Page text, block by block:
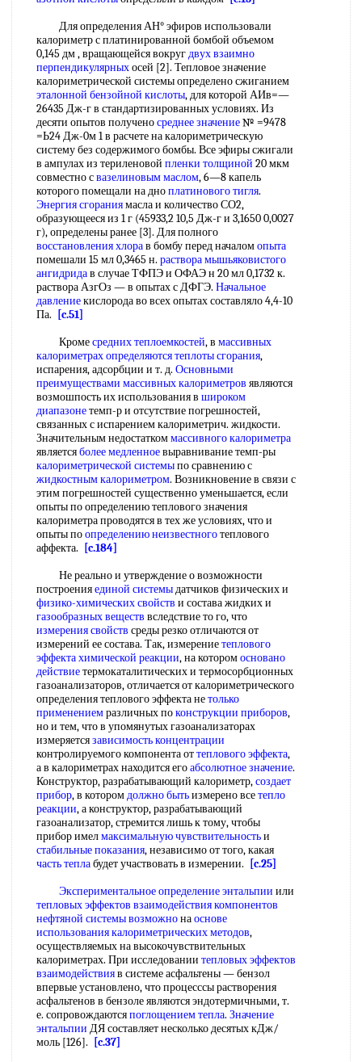
Для определения АН° эфиров использовали
калориметр с платинированной бомбой объемом
0,145 дм , вращающейся вокругдвухвзаимно
перпендикулярныхосей [2]. Тепловое значение
калориметрической системы определено сжиганием
эталонной бензойной кислоты, для которой АИв=—
26435 Дж-г в стандартизированных условиях. Из
десяти опытов полученосреднее значение№ =9478
=Ь24 Дж-0м 1 в расчете на калориметрическую
систему без содержимого бомбы. Все эфиры сжигали
в ампулах из териленовой пленки толщиной 20 мкм
совместно свазелиновым маслом, 6—8 капель
которого помещали на дноплатинового тигля.
Энергия сгораниямасла и количество СО2,
образующееся из 1 г (45933,2 10,5 Дж-г и 3,1650 0,0027
г), определены ранее [3]. Для полного
восстановления хлорав бомбу перед началомопыта
помешали 15 мл 0,3465 н. раствора мышьяковистого
ангидридав случае ТФПЭ и ОФАЭ н 20 мл 0,1732 к.
раствора АзгОз — в опытах с ДФГЭ. Начальное
давлениекислорода во всех опытах составляло 4,4-10
Па.
[c.51]
Кромесредних теплоемкостей, в массивных
калориметрахопределяются теплоты сгорания,
испарения, адсорбции и т. д. Основными
преимуществами массивных калориметров являются
возмошпость их использования в широком
диапазонетемп-р и отсутствие погрешностей,
связанных с испарением калориметрич. жидкости.
Значительным недостаткоммассивного калориметра
являетсяболее медленноевыравнивание темп-ры
калориметрической системыпо сравнению с
жидкостным калориметром. Возникновение в связи с
этим погрешностей существенно уменьшается, если
опыты по определению теплового значения
калориметра проводятся в тех же условиях, что и
опыты поопределению неизвестноготеплового
аффекта.
[c.184]
Не реально и утверждение о возможности
построенияединой системыдатчиков физических и
физико-химических свойств и состава жидких и
газообразных веществ вследствие то го, что
измерения свойств среды резко отличаются от
измерений ее состава. Так, измерениетеплового
эффекта химической реакции, на которомосновано
действиетермокаталитических и термосорбционных
газоанализаторов, отличается от калориметрического
определения теплового эффекта нетолько
применениемразличных поконструкции приборов,
но и тем, что в упомянутых газоанализаторах
измеряетсязависимость концентрации
контролируемого компонента оттеплового эффекта,
а в калориметрах находится егоабсолютное значение.
Конструктор, разрабатывающий калориметр,создает
прибор, в которомдолжно бытьизмерено всетепло
реакции, а конструктор, разрабатывающий
газоанализатор, стремится лишь к тому, чтобы
прибор имелмаксимальную чувствительностьи
стабильные показания, независимо от того, какая
часть теплабудет участвовать в измерении.
[c.25]
Экспериментальное определение энтальпии или
тепловых эффектов взаимодействиякомпонентов
нефтяной системы возможнонаоснове
использованиякалориметрических методов,
осуществляемых на высокочувствительных
калориметрах. При исследовании тепловых эффектов
взаимодействияв системе асфальтены — бензол
впервые установлено, что процесссы растворения
асфальтенов в бензоле являются эндотермичными, т.
е. сопровождаютсяпоглощением тепла. Значение
энтальпии ДЯ составляет несколько десятых кДж/
моль [126].
[c.37]